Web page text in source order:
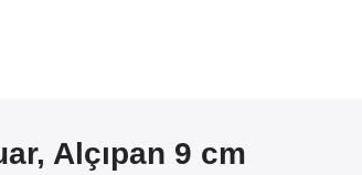
Alçıpan 9 cm